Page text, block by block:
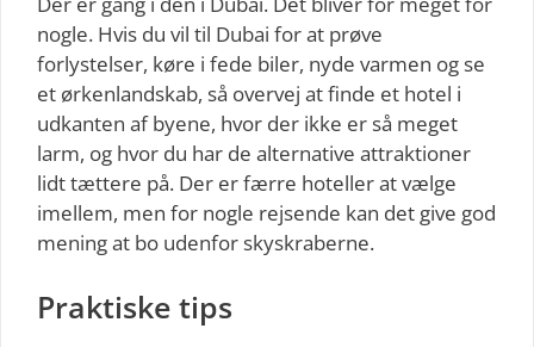
nogle. Hvis du vil til Dubai for at prøve
forlystelser, køre i fede biler, nyde varmen og se
et ørkenlandskab, så overvej at finde et hotel i
udkanten af byene, hvor der ikke er så meget
larm, og hvor du har de alternative attraktioner
lidt tættere på. Der er færre hoteller at vælge
imellem, men for nogle rejsende kan det give god
mening at bo udenfor skyskraberne.
Praktiske tips